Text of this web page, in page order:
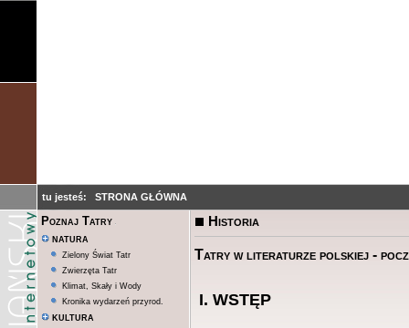
tu jesteś: STRONA GŁÓWNA
Poznaj Tatry
NATURA
Zielony Świat Tatr
Zwierzęta Tatr
Klimat, Skały i Wody
Kronika wydarzeń przyrod.
KULTURA
Historia
Tatry w literaturze polskiej -
I. WSTĘP